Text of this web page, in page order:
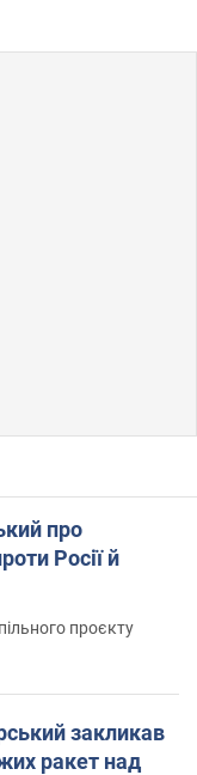
про
Росії й
проєкту
закликав
ракет над